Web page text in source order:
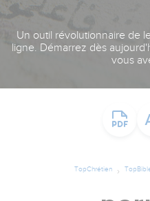
Un outil révolutionnaire de
ligne. Démarrez dès
vous
TopChrétien